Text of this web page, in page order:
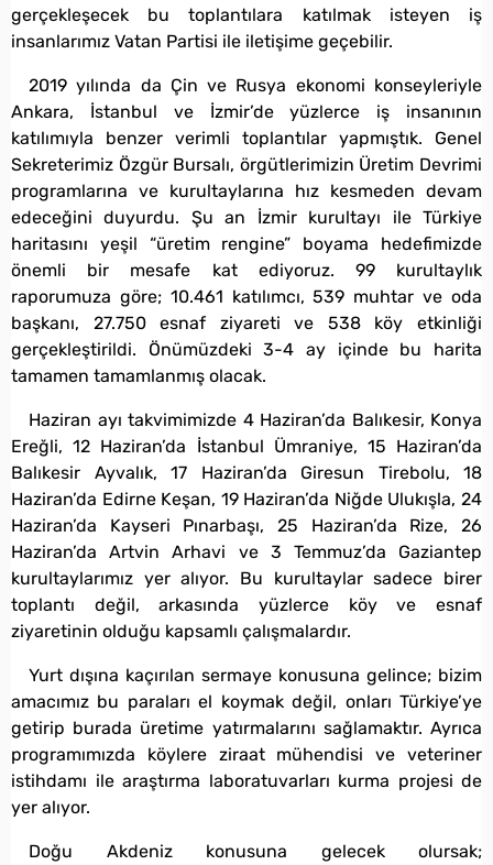
gerçekleşecek bu toplantılara katılmak isteyen iş
insanlarımız Vatan Partisi ile iletişime geçebilir.
2019 yılında da Çin ve Rusya ekonomi konseyleriyle
Ankara, İstanbul ve İzmir’de yüzlerce iş insanının
katılımıyla benzer verimli toplantılar yapmıştık. Genel
Sekreterimiz Özgür Bursalı, örgütlerimizin Üretim Devrimi
programlarına ve kurultaylarına hız kesmeden devam
edeceğini duyurdu. Şu an İzmir kurultayı ile Türkiye
haritasını yeşil “üretim rengine” boyama hedefimizde
önemli bir mesafe kat ediyoruz. 99 kurultaylık
raporumuza göre; 10.461 katılımcı, 539 muhtar ve oda
başkanı, 27.750 esnaf ziyareti ve 538 köy etkinliği
gerçekleştirildi. Önümüzdeki 3-4 ay içinde bu harita
tamamen tamamlanmış olacak.
Haziran ayı takvimimizde 4 Haziran’da Balıkesir, Konya
Ereğli, 12 Haziran’da İstanbul Ümraniye, 15 Haziran’da
Balıkesir Ayvalık, 17 Haziran’da Giresun Tirebolu, 18
Haziran’da Edirne Keşan, 19 Haziran’da Niğde Ulukışla, 24
Haziran’da Kayseri Pınarbaşı, 25 Haziran’da Rize, 26
Haziran’da Artvin Arhavi ve 3 Temmuz’da Gaziantep
kurultaylarımız yer alıyor. Bu kurultaylar sadece birer
toplantı değil, arkasında yüzlerce köy ve esnaf
ziyaretinin olduğu kapsamlı çalışmalardır.
Yurt dışına kaçırılan sermaye konusuna gelince; bizim
amacımız bu paraları el koymak değil, onları Türkiye’ye
getirip burada üretime yatırmalarını sağlamaktır. Ayrıca
programımızda köylere ziraat mühendisi ve veteriner
istihdamı ile araştırma laboratuvarları kurma projesi de
yer alıyor.
Doğu Akdeniz konusuna gelecek olursak;